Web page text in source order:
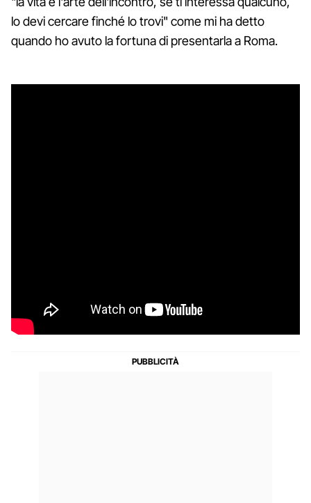
lo devi cercare finché lo trovi" come mi ha detto
quando ho avuto la fortuna di presentarla a Roma.